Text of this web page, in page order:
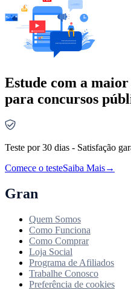
Estude com a
para concursos
Teste por 30 dias - Satisfação
Comece o testeSaiba Mais→
Gran
Quem Somos
Como Funciona
Como Comprar
Loja Social
Programa de Afiliados
Trabalhe Conosco
Preferência de cookies